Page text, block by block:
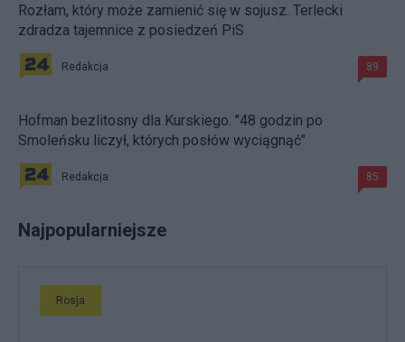
Rozłam, który może zamienić się w sojusz. Terlecki
zdradza tajemnice z posiedzeń PiS
Redakcja 89
Hofman bezlitosny dla Kurskiego. "48 godzin po
Smoleńsku liczył, których posłów wyciągnąć"
Redakcja 85
Najpopularniejsze
Rosja